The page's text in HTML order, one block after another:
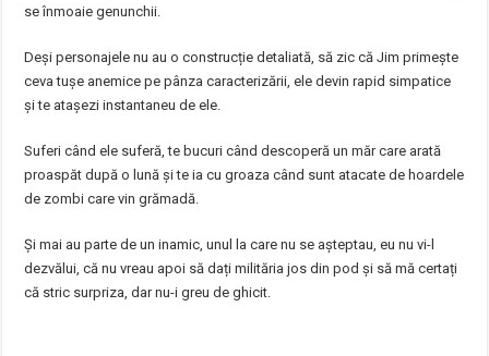
se înmoaie genunchii.
Deși personajele nu au o construcție detaliată, să zic că Jim primește
ceva tușe anemice pe pânza caracterizării, ele devin rapid simpatice
și te atașezi instantaneu de ele.
Suferi când ele suferă, te bucuri când descoperă un măr care arată
proaspăt după o lună și te ia cu groaza când sunt atacate de hoardele
de zombi care vin grămadă.
Și mai au parte de un inamic, unul la care nu se așteptau, eu nu vi-l
dezvălui, că nu vreau apoi să dați milităria jos din pod și să mă certați
că stric surpriza, dar nu-i greu de ghicit.